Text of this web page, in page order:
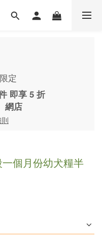
限定
即享 5 折
網店
一個月份幼犬糧半